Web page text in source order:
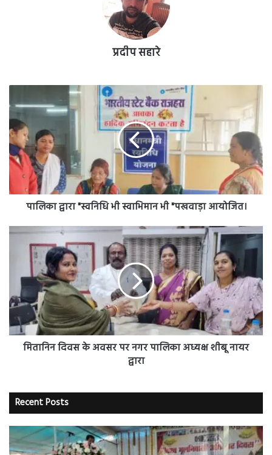
प्रदीप सहारे
पालिका
द्वारा
"स्वनिधि
भी
स्वाभिमान
भी
"पखवाड़ा
आयोजित।
पालिका द्वारा "स्वनिधि भी स्वाभिमान भी "पखवाड़ा आयोजित।
मितानिन
दिवस
अवसर
नगर
पालिका
अध्यक्ष
शीबू
नायरमितानिन दिवस के अवसर पर नगर पालिका अध्यक्ष शीबू नायर
द्वारा
Recent Posts